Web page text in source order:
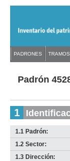
navigation
Back
topPadrón
1
1.1 Padrón:
1.2 Sector:
1.3 Dirección:
Back
to Menú
PADRONES TRAMOS